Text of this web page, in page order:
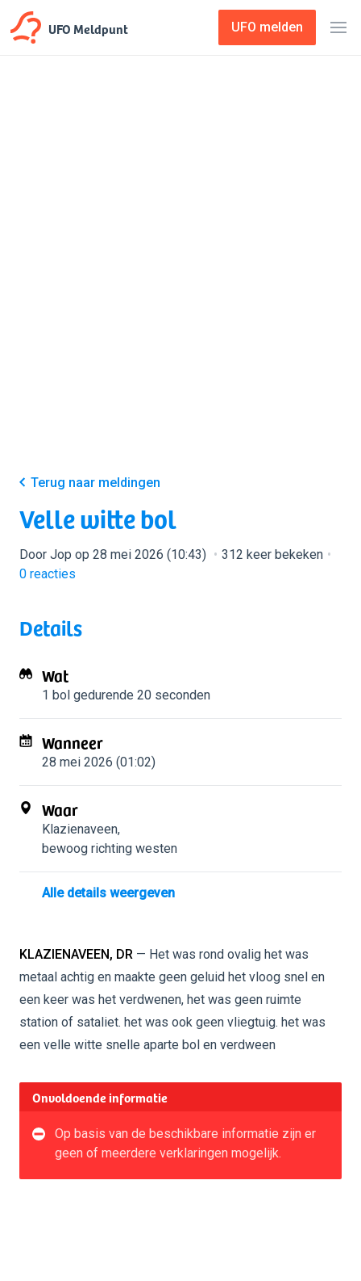
UFO Meldpunt UFO melden
Terug naar meldingen
Velle witte bol
Door Jop op 28 mei 2026 (10:43)
312 keer bekeken
0 reacties
Details
Wat
1 bol gedurende 20 seconden
Wanneer
28 mei 2026 (01:02)
Waar
Klazienaveen,
bewoog richting westen
Alle details weergeven
KLAZIENAVEEN, DR — Het was rond ovalig het was
metaal achtig en maakte geen geluid het vloog snel en
een keer was het verdwenen, het was geen ruimte
station of sataliet. het was ook geen vliegtuig. het was
een velle witte snelle aparte bol en verdween
Onvoldoende informatie
Op basis van de beschikbare informatie zijn er
geen of meerdere verklaringen mogelijk.